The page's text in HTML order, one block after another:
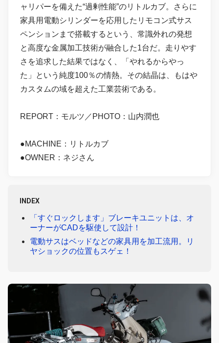
ャリパーを備えた“過剰性能”のリトルカブ。さらに
家具用電動シリンダーを応用したリモコン式サス
ペンションまで搭載するという、常識外れの発想
と高度な金属加工技術が融合した1台だ。走りやす
さを追求した結果ではなく、「やれるからやっ
た」という純度100％の情熱。その結晶は、もはや
カスタムの域を超えた工業芸術である。
REPORT：モルツ／PHOTO：山内潤也
●MACHINE：リトルカブ
●OWNER：ネジさん
INDEX
「すぐロックします」ブレーキユニットは、オ
ーナーがCADを駆使して設計！
電動サスはベッドなどの家具用を加工流用。リ
ヤショックの位置もスゲェ！